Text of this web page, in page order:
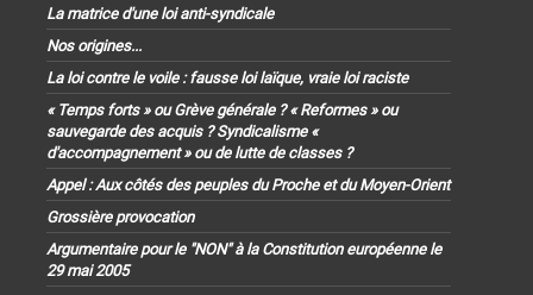
La matrice d'une loi anti-syndicale
Nos origines...
La loi contre le voile : fausse loi laïque, vraie loi raciste
« Temps forts » ou Grève générale ? « Reformes » ou
sauvegarde des acquis ? Syndicalisme «
d'accompagnement » ou de lutte de classes ?
Appel : Aux côtés des peuples du Proche et du Moyen-Orient
Grossière provocation
Argumentaire pour le "NON" à la Constitution européenne le
29 mai 2005